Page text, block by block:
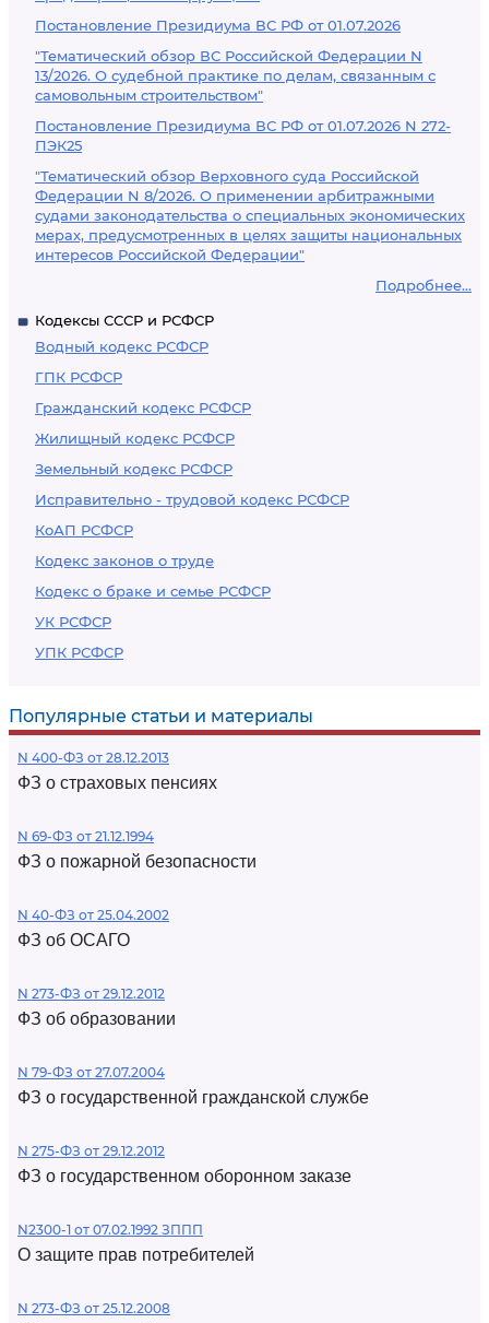
Постановление Президиума ВС РФ от 01.07.2026
"Тематический обзор ВС Российской Федерации N
13/2026. О судебной практике по делам, связанным с
самовольным строительством"
Постановление Президиума ВС РФ от 01.07.2026 N 272-
ПЭК25
"Тематический обзор Верховного суда Российской
Федерации N 8/2026. О применении арбитражными
судами законодательства о специальных экономических
мерах, предусмотренных в целях защиты национальных
интересов Российской Федерации"
Подробнее...
Кодексы СССР и РСФСР
Водный кодекс РСФСР
ГПК РСФСР
Гражданский кодекс РСФСР
Жилищный кодекс РСФСР
Земельный кодекс РСФСР
Исправительно - трудовой кодекс РСФСР
КоАП РСФСР
Кодекс законов о труде
Кодекс о браке и семье РСФСР
УК РСФСР
УПК РСФСР
Популярные статьи и материалы
N 400-ФЗ от 28.12.2013
ФЗ о страховых пенсиях
N 69-ФЗ от 21.12.1994
ФЗ о пожарной безопасности
N 40-ФЗ от 25.04.2002
ФЗ об ОСАГО
N 273-ФЗ от 29.12.2012
ФЗ об образовании
N 79-ФЗ от 27.07.2004
ФЗ о государственной гражданской службе
N 275-ФЗ от 29.12.2012
ФЗ о государственном оборонном заказе
N2300-1 от 07.02.1992 ЗППП
О защите прав потребителей
N 273-ФЗ от 25.12.2008